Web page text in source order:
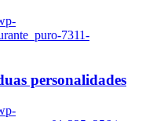
7311-
personalidades